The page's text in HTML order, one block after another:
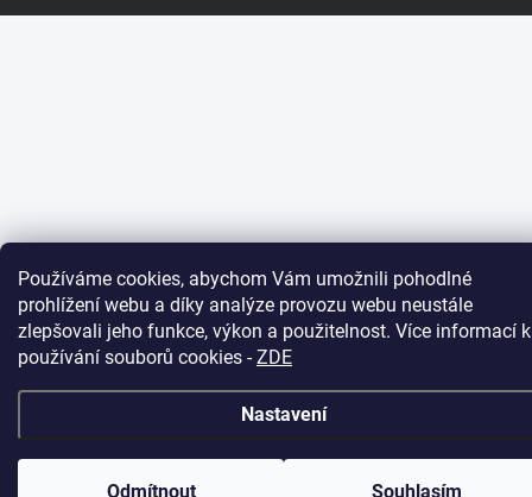
Používáme cookies, abychom Vám umožnili pohodlné
prohlížení webu a díky analýze provozu webu neustále
zlepšovali jeho funkce, výkon a použitelnost. Více informací k
používání souborů cookies -ZDE
Nastavení
Odmítnout Souhlasím